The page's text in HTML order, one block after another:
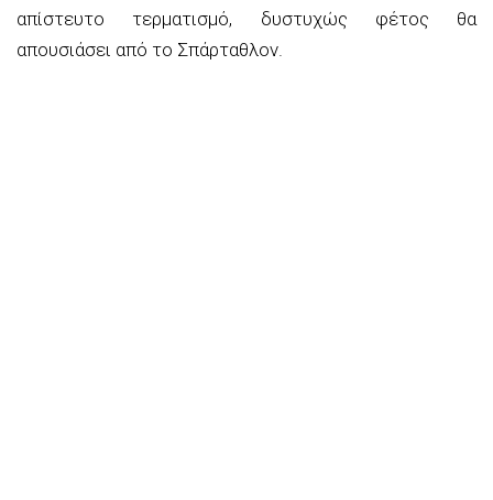
απίστευτο τερματισμό, δυστυχώς φέτος θα
απουσιάσει από το Σπάρταθλον.